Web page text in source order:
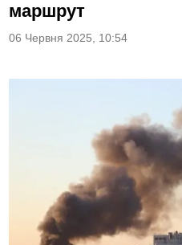
маршрут
06 Червня 2025, 10:54